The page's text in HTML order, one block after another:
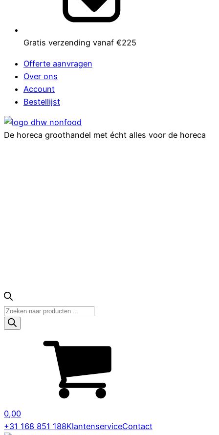
Gratis verzending vanaf €225
Offerte aanvragen
Over ons
Account
Bestellijst
De horeca groothandel met écht alles voor de horeca
Producten
zoeken
0,00
+31 168 851 188KlantenserviceContact